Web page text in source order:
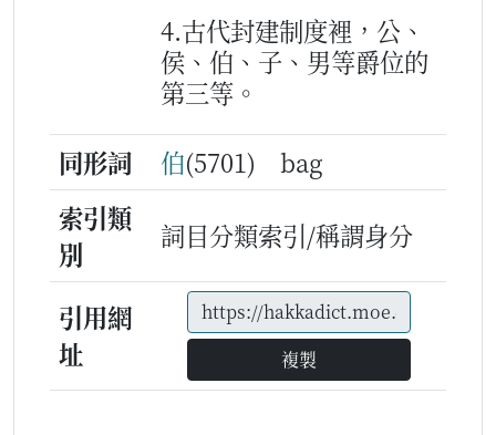
4.古代封建制度裡，公、
侯、伯、子、男等爵位的
第三等。
同形詞
伯(5701) bag
索引類
別
詞目分類索引/稱謂身分
引用網
址
複製